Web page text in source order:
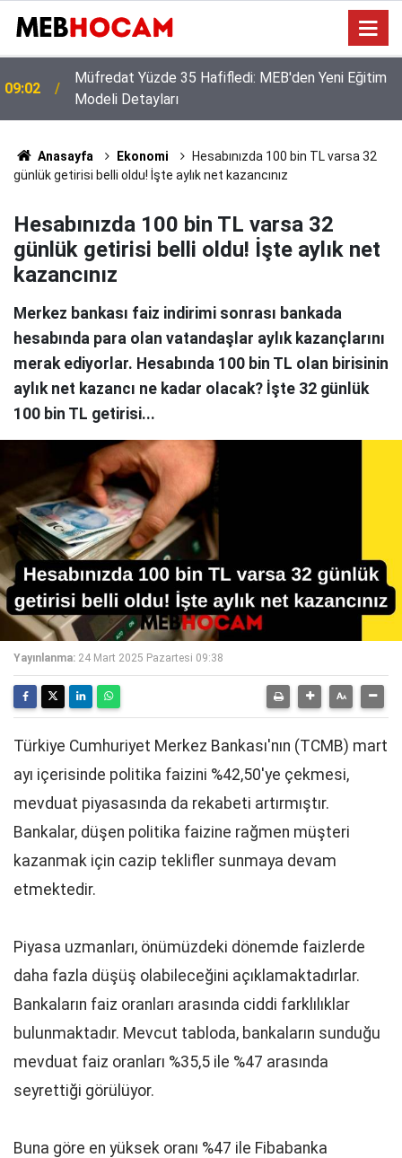
23:01
Okul Müdürlüklerine Özel Nakil Dönemi Rehberi: İş
ve İşlemlerde Kritik Dikkat Noktaları
Anasayfa Ekonomi
Hesabınızda 100 bin TL varsa 32
günlük getirisi belli oldu! İşte aylık net kazancınız
Hesabınızda 100 bin TL varsa 32
günlük getirisi belli oldu! İşte aylık net
kazancınız
Merkez bankası faiz indirimi sonrası bankada
hesabında para olan vatandaşlar aylık kazançlarını
merak ediyorlar. Hesabında 100 bin TL olan birisinin
aylık net kazancı ne kadar olacak? İşte 32 günlük
100 bin TL getirisi...
Yayınlanma: 24 Mart 2025 Pazartesi 09:38
Türkiye Cumhuriyet Merkez Bankası'nın (TCMB) mart
ayı içerisinde politika faizini %42,50'ye çekmesi,
mevduat piyasasında da rekabeti artırmıştır.
Bankalar, düşen politika faizine rağmen müşteri
kazanmak için cazip teklifler sunmaya devam
etmektedir.
Piyasa uzmanları, önümüzdeki dönemde faizlerde
daha fazla düşüş olabileceğini açıklamaktadırlar.
Bankaların faiz oranları arasında ciddi farklılıklar
bulunmaktadır. Mevcut tabloda, bankaların sunduğu
mevduat faiz oranları %35,5 ile %47 arasında
seyrettiği görülüyor.
Buna göre en yüksek oranı %47 ile Fibabanka